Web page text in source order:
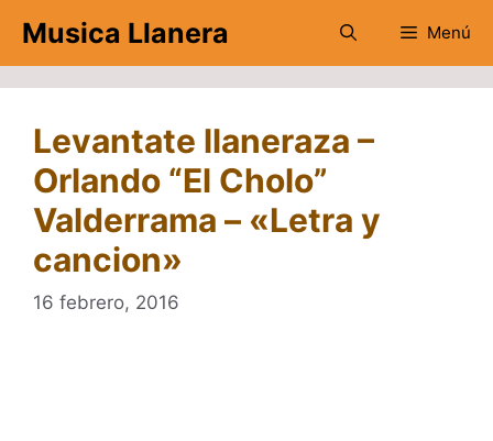
contenido
Musica Llanera Menú
Levantate llaneraza –
Orlando “El Cholo”
Valderrama – «Letra y
cancion»
16 febrero, 2016